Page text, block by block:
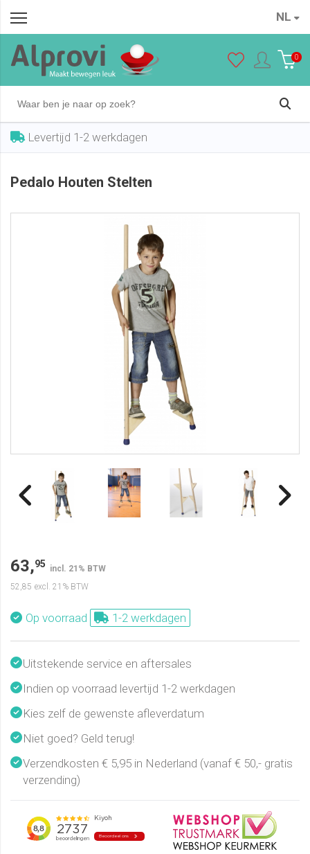
NL
0
Levertijd 1-2 werkdagen
Pedalo Houten Stelten
63,95 incl. 21% BTW
52,85 excl. 21% BTW
Op voorraad 1-2 werkdagen
Uitstekende service en aftersales
Indien op voorraad levertijd 1-2 werkdagen
Kies zelf de gewenste afleverdatum
Niet goed? Geld terug!
Verzendkosten € 5,95 in Nederland (vanaf € 50,- gratis
verzending)
€ 63,95